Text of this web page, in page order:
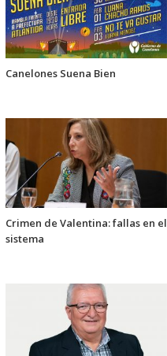
Canelones Suena Bien
Crimen de Valentina: fallas en el
sistema